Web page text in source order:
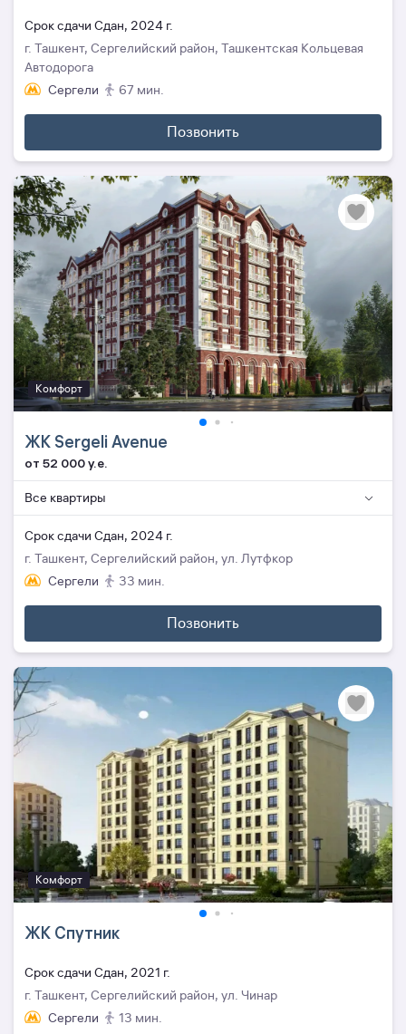
Cрок сдачи Сдан, 2024 г.
г. Ташкент, Сергелийский район, Ташкентская Кольцевая
Автодорога
Сергели
67 мин.
Позвонить
Комфорт
ЖК Sergeli Avenue
от 52 000 y.e.
Все квартиры
Cрок сдачи Сдан, 2024 г.
г. Ташкент, Сергелийский район, ул. Лутфкор
Сергели
33 мин.
Позвонить
Комфорт
ЖК Спутник
Cрок сдачи Сдан, 2021 г.
г. Ташкент, Сергелийский район, ул. Чинар
Сергели
13 мин.